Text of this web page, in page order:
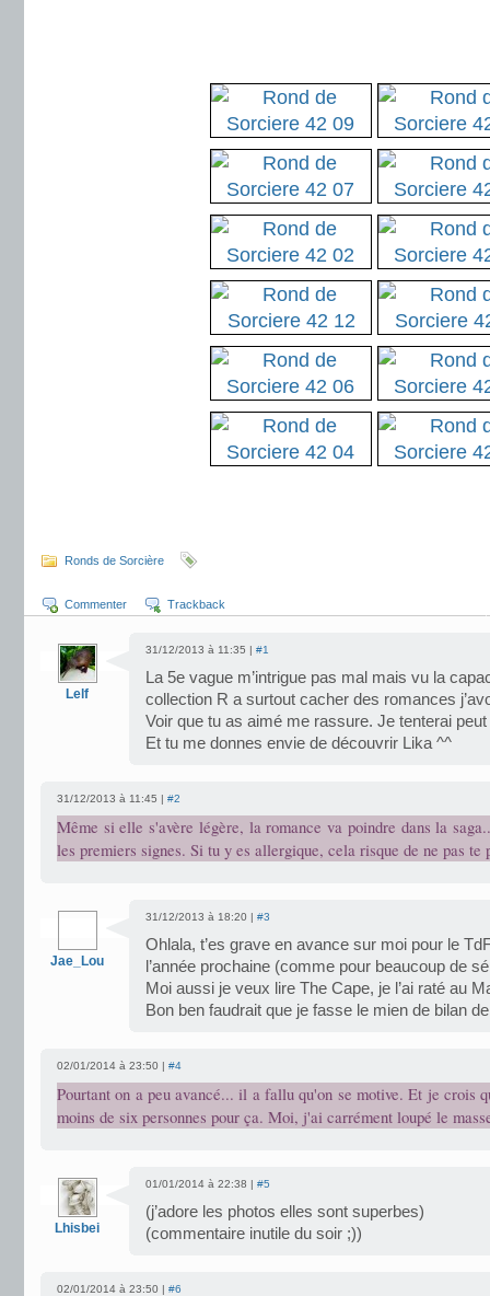
Ronds de Sorcière
Commenter Trackback
Lelf
31/12/2013 à 11:35 | #1
La 5e vague m’intrigue pas mal mais vu la
collection R a surtout cacher des romances
Voir que tu as aimé me rassure. Je tenterai
Et tu me donnes envie de découvrir Lika ^^
31/12/2013 à 11:45 | #2
Même si elle s'avère légère, la romance va poindre dans la
les premiers signes. Si tu y es allergique, cela risque de ne pas te
Jae_Lou
31/12/2013 à 18:20 | #3
Ohlala, t’es grave en avance sur moi pour le
l’année prochaine (comme pour beaucoup de
Moi aussi je veux lire The Cape, je l’ai raté au
Bon ben faudrait que je fasse le mien de bilan
02/01/2014 à 23:50 | #4
Pourtant on a peu avancé... il a fallu qu'on se motive. Et je crois
moins de six personnes pour ça. Moi, j'ai carrément loupé le
Lhisbei
01/01/2014 à 22:38 | #5
(j’adore les photos elles sont superbes)
(commentaire inutile du soir ;))
02/01/2014 à 23:50 | #6